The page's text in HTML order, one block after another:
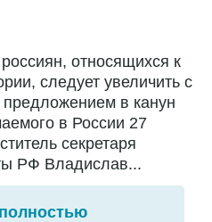
относящихся к
следует увеличить с
в канун
в России 27
секретаря
РФ Владислав...